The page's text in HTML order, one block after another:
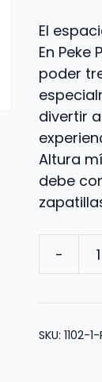
El
En
poder
divertir
Altura
debe
-
2
SKU:1102-